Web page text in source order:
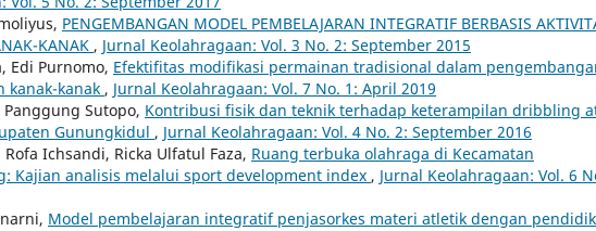
PENGEMBANGAN MODEL PEMBELAJARAN INTEGRATIF BERBASIS
KANAK , Jurnal Keolahragaan: Vol. 3 No. 2: September 2015
Edi Purnomo, Efektifitas modifikasi permainan tradisional dalam
kanak-kanak , Jurnal Keolahragaan: Vol. 7 No. 1: April 2019
Sutopo, Kontribusi fisik dan teknik terhadap keterampilan dribbling
Gunungkidul , Jurnal Keolahragaan: Vol. 4 No. 2: September 2016
Ichsandi, Ricka Ulfatul Faza, Ruang terbuka olahraga di Kecamatan
Kajian analisis melalui sport development index , Jurnal Keolahragaan: Vol. 6
Model pembelajaran integratif penjasorkes materi atletik dengan